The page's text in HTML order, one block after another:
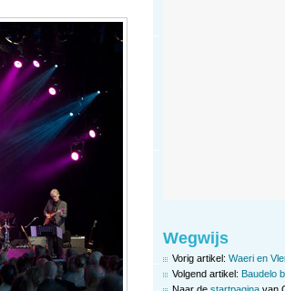
Wegwijs
Vorig artikel: Waeri en
Volgend artikel: Baudelo